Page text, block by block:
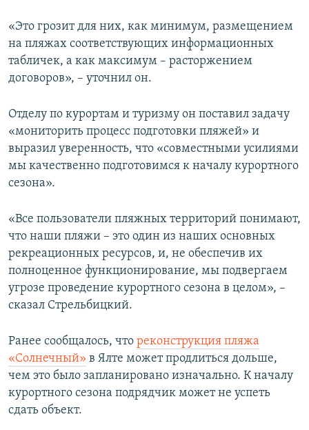
«Это грозит для них, как минимум, размещением
на пляжах соответствующих информационных
табличек, а как максимум – расторжением
договоров», – уточнил он.
Отделу по курортам и туризму он поставил задачу
«мониторить процесс подготовки пляжей» и
выразил уверенность, что «совместными усилиями
мы качественно подготовимся к началу курортного
сезона».
«Все пользователи пляжных территорий понимают,
что наши пляжи – это один из наших основных
рекреационных ресурсов, и, не обеспечив их
полноценное функционирование, мы подвергаем
угрозе проведение курортного сезона в целом», –
сказал Стрельбицкий.
Ранее сообщалось, что реконструкция пляжа
«Солнечный» в Ялте может продлиться дольше,
чем это было запланировано изначально. К началу
курортного сезона подрядчик может не успеть
сдать объект.